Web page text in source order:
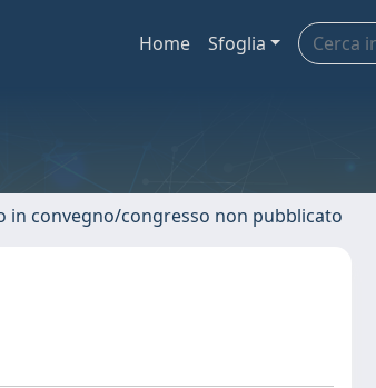
Home Sfoglia
in convegno/congresso non pubblicato